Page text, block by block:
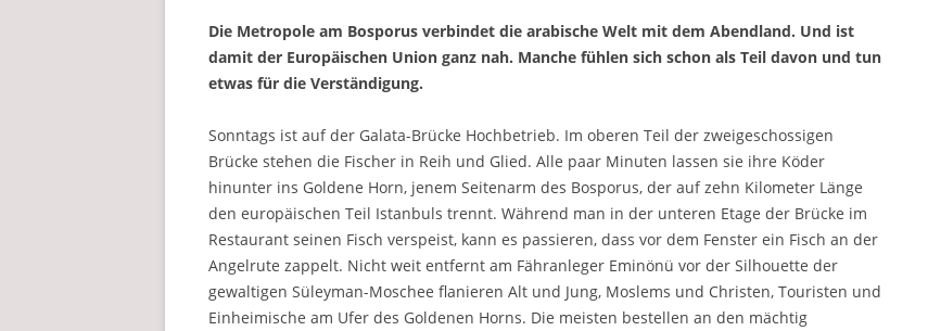
Die Metropole am Bosporus verbindet die arabische Welt mit dem Abendland. Und ist
damit der Europäischen Union ganz nah. Manche fühlen sich schon als Teil davon und tun
etwas für die Verständigung.
Sonntags ist auf der Galata-Brücke Hochbetrieb. Im oberen Teil der zweigeschossigen
Brücke stehen die Fischer in Reih und Glied. Alle paar Minuten lassen sie ihre Köder
hinunter ins Goldene Horn, jenem Seitenarm des Bosporus, der auf zehn Kilometer Länge
den europäischen Teil Istanbuls trennt. Während man in der unteren Etage der Brücke im
Restaurant seinen Fisch verspeist, kann es passieren, dass vor dem Fenster ein Fisch an der
Angelrute zappelt. Nicht weit entfernt am Fähranleger Eminönü vor der Silhouette der
gewaltigen Süleyman-Moschee flanieren Alt und Jung, Moslems und Christen, Touristen und
Einheimische am Ufer des Goldenen Horns. Die meisten bestellen an den mächtig